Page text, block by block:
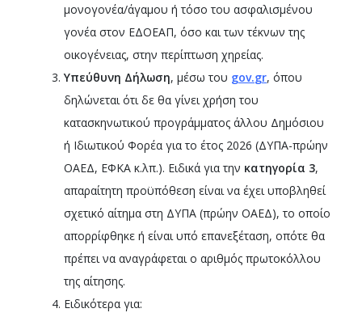
μονογονέα/άγαμου ή τόσο του ασφαλισμένου
γονέα στον ΕΔΟΕΑΠ, όσο και των τέκνων της
οικογένειας, στην περίπτωση χηρείας.
Υπεύθυνη Δήλωση, μέσω του gov.gr, όπου
δηλώνεται ότι δε θα γίνει χρήση του
κατασκηνωτικού προγράμματος άλλου Δημόσιου
ή Ιδιωτικού Φορέα για το έτος 2026 (ΔΥΠΑ-πρώην
ΟΑΕΔ, ΕΦΚΑ κ.λπ.). Ειδικά για την κατηγορία 3,
απαραίτητη προϋπόθεση είναι να έχει υποβληθεί
σχετικό αίτημα στη ΔΥΠΑ (πρώην ΟΑΕΔ), το οποίο
απορρίφθηκε ή είναι υπό επανεξέταση, οπότε θα
πρέπει να αναγράφεται ο αριθμός πρωτοκόλλου
της αίτησης.
Ειδικότερα για: